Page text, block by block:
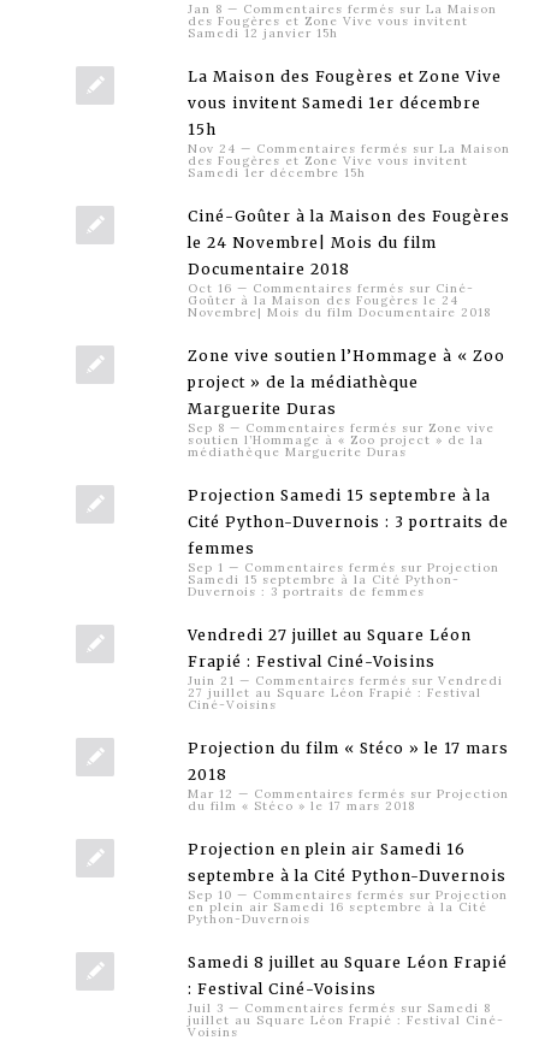
Jan 8 — Commentaires fermés sur La Maison
des Fougères et Zone Vive vous invitent
Samedi 12 janvier 15h
La Maison des Fougères et Zone Vive
vous invitent Samedi 1er décembre
15h
Nov 24 — Commentaires fermés sur La Maison
des Fougères et Zone Vive vous invitent
Samedi 1er décembre 15h
Ciné-Goûter à la Maison des Fougères
le 24 Novembre| Mois du film
Documentaire 2018
Oct 16 — Commentaires fermés sur Ciné-
Goûter à la Maison des Fougères le 24
Novembre| Mois du film Documentaire 2018
Zone vive soutien l’Hommage à « Zoo
project » de la médiathèque
Marguerite Duras
Sep 8 — Commentaires fermés sur Zone vive
soutien l’Hommage à « Zoo project » de la
médiathèque Marguerite Duras
Projection Samedi 15 septembre à la
Cité Python-Duvernois : 3 portraits de
femmes
Sep 1 — Commentaires fermés sur Projection
Samedi 15 septembre à la Cité Python-
Duvernois : 3 portraits de femmes
Vendredi 27 juillet au Square Léon
Frapié : Festival Ciné-Voisins
Juin 21 — Commentaires fermés sur Vendredi
27 juillet au Square Léon Frapié : Festival
Ciné-Voisins
Projection du film « Stéco » le 17 mars
2018
Mar 12 — Commentaires fermés sur Projection
du film « Stéco » le 17 mars 2018
Projection en plein air Samedi 16
septembre à la Cité Python-Duvernois
Sep 10 — Commentaires fermés sur Projection
en plein air Samedi 16 septembre à la Cité
Python-Duvernois
Samedi 8 juillet au Square Léon Frapié
: Festival Ciné-Voisins
Juil 3 — Commentaires fermés sur Samedi 8
juillet au Square Léon Frapié : Festival Ciné-
Voisins